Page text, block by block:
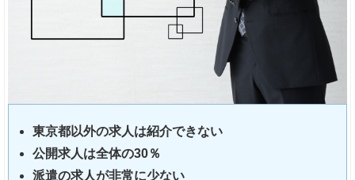
東京都以外の求人は紹介できない
公開求人は全体の30％
派遣の求人が非常に少ない